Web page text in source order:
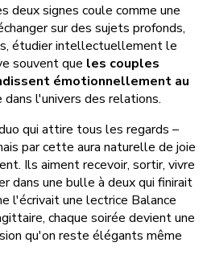
deux signes coule comme une
sur des sujets profonds,
étudier intellectuellement le
souvent que les couples
émotionnellement au
dans l'univers des relations.
qui attire tous les regards –
par cette aura naturelle de joie
Ils aiment recevoir, sortir, vivre
dans une bulle à deux qui finirait
l'écrivait une lectrice Balance
chaque soirée devient une
qu'on reste élégants même